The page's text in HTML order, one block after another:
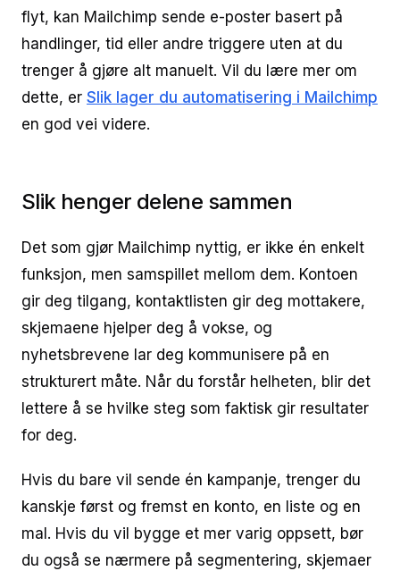
flyt, kan Mailchimp sende e-poster basert på
handlinger, tid eller andre triggere uten at du
trenger å gjøre alt manuelt. Vil du lære mer om
dette, er Slik lager du automatisering i Mailchimp
en god vei videre.
Slik henger delene sammen
Det som gjør Mailchimp nyttig, er ikke én enkelt
funksjon, men samspillet mellom dem. Kontoen
gir deg tilgang, kontaktlisten gir deg mottakere,
skjemaene hjelper deg å vokse, og
nyhetsbrevene lar deg kommunisere på en
strukturert måte. Når du forstår helheten, blir det
lettere å se hvilke steg som faktisk gir resultater
for deg.
Hvis du bare vil sende én kampanje, trenger du
kanskje først og fremst en konto, en liste og en
mal. Hvis du vil bygge et mer varig oppsett, bør
du også se nærmere på segmentering, skjemaer